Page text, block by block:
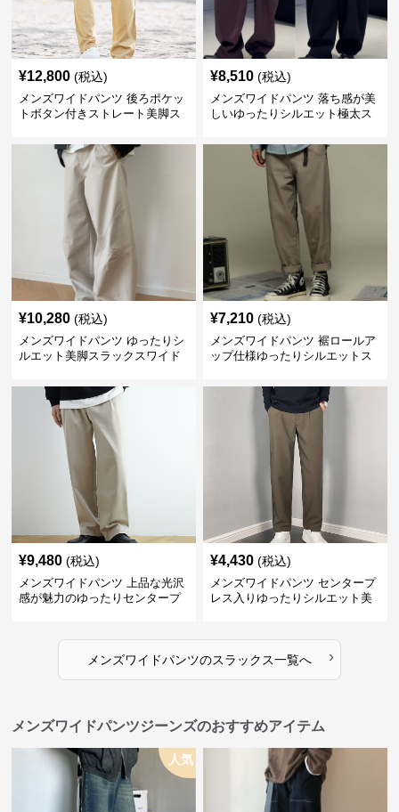
¥12,800 (税込)
メンズワイドパンツ 後ろポケッ
トボタン付きストレート美脚ス
¥8,510 (税込)
メンズワイドパンツ 落ち感が美
しいゆったりシルエット極太ス
¥10,280 (税込)
メンズワイドパンツ ゆったりシ
ルエット美脚スラックスワイド
¥7,210 (税込)
メンズワイドパンツ 裾ロールア
ップ仕様ゆったりシルエットス
¥9,480 (税込)
メンズワイドパンツ 上品な光沢
感が魅力のゆったりセンタープ
¥4,430 (税込)
メンズワイドパンツ センタープ
レス入りゆったりシルエット美
メンズワイドパンツのスラックス一覧へ ›
メンズワイドパンツジーンズのおすすめアイテム
人気